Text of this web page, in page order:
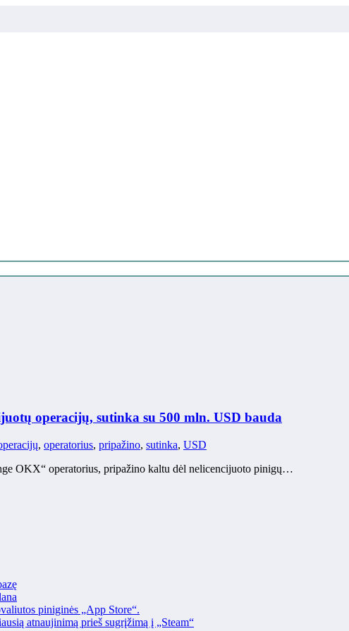
operacijų, sutinka su 500 mln. USD bauda
, operatorius, pripažino, sutinka, USD
OKX“ operatorius, pripažino kaltu dėl nelicencijuoto pinigų…
piniginės „App Store“.
atnaujinimą prieš sugrįžimą į „Steam“